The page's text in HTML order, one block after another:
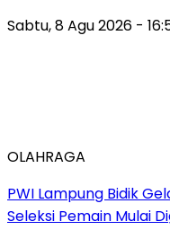
Sabtu, 8 Agu 2026 -
OLAHRAGA
PWI Lampung Bidik
Seleksi Pemain Mulai